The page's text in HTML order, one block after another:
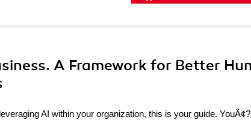
A Framework for Better
AI within your organization, this is your guide.